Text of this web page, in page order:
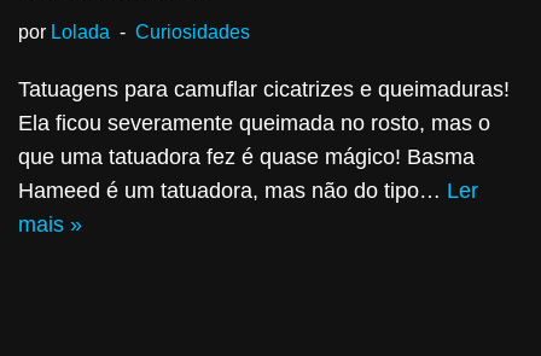
por Lolada Curiosidades
Tatuagens para camuflar cicatrizes e queimaduras!
Ela ficou severamente queimada no rosto, mas o
que uma tatuadora fez é quase mágico! Basma
Hameed é um tatuadora, mas não do tipo… Ler
mais »